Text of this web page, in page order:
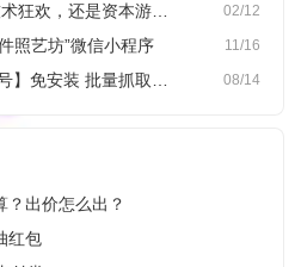
02/12
欢，还是资本游戏？
11/16
照艺坊”微信小程序
08/14
装 批量抓取媒体文件
？出价怎么出？
红包